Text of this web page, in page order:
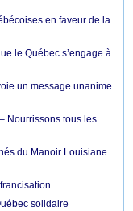
en faveur de la
le Québec s’engage à
un message unanime
Nourrissons tous les
du Manoir Louisiane
solidaire